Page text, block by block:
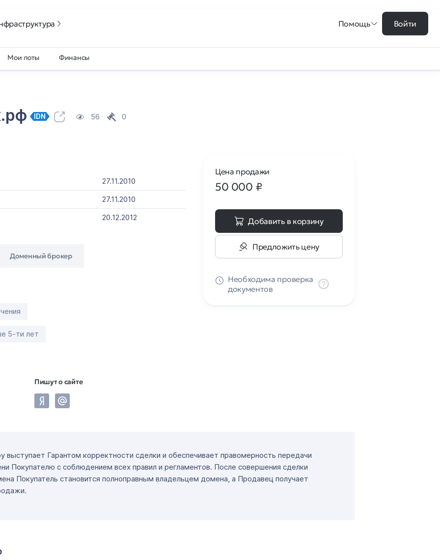
Помощь Войти
Мои лоты Финансы
IDN 56 0
27.11.2010
27.11.2010
20.12.2012
Доменный брокер
5-ти лет
Пишут о сайте
Цена продажи
50 000 ₽
Добавить в корзину
Предложить цену
Необходима проверка
документов
выступает Гарантом корректности сделки и обеспечивает правомерность передачи
Покупателю с соблюдением всех правил и регламентов. После совершения сделки
Покупатель становится полноправным владельцем домена, а Продавец получает